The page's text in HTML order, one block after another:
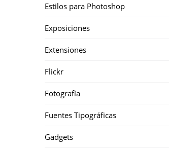
Estilos para Photoshop
Exposiciones
Extensiones
Flickr
Fotografía
Fuentes Tipográficas
Gadgets